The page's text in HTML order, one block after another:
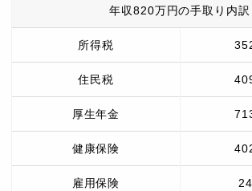
年収820万円の手取り内訳
所得税
住民税
厚生年金
健康保険
雇用保険